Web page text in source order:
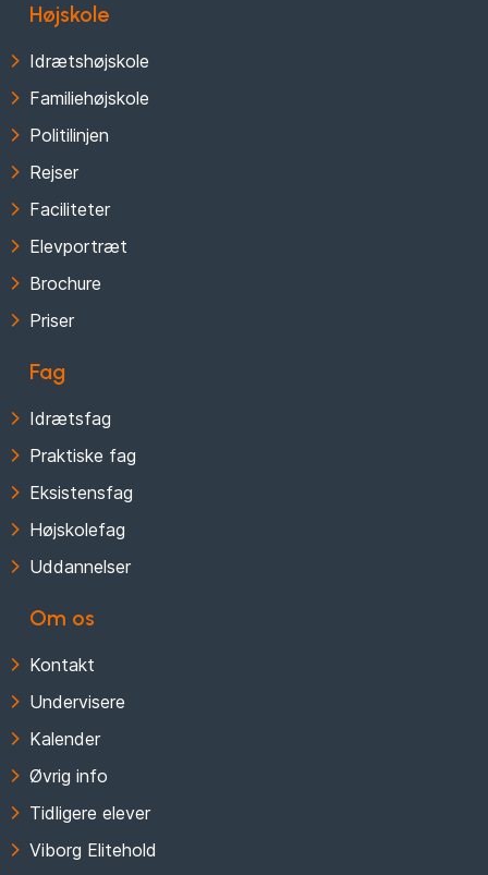
Højskole
Idrætshøjskole
Familiehøjskole
Politilinjen
Rejser
Faciliteter
Elevportræt
Brochure
Priser
Fag
Idrætsfag
Praktiske fag
Eksistensfag
Højskolefag
Uddannelser
Om os
Kontakt
Undervisere
Kalender
Øvrig info
Tidligere elever
Viborg Elitehold